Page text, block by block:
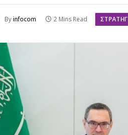
Byinfocom 2 Mins Read